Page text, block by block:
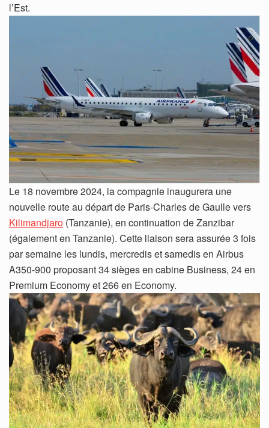
l’Est.
Le 18 novembre 2024, la compagnie inaugurera une
nouvelle route au départ de Paris-Charles de Gaulle vers
Kilimandjaro (Tanzanie), en continuation de Zanzibar
(également en Tanzanie). Cette liaison sera assurée 3 fois
par semaine les lundis, mercredis et samedis en Airbus
A350-900 proposant 34 sièges en cabine Business, 24 en
Premium Economy et 266 en Economy.